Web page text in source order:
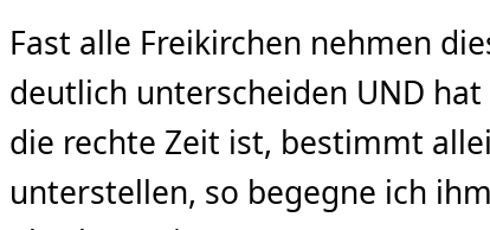
Fast alle Freikirchen nehmen
deutlich unterscheiden UND
die rechte Zeit ist, bestimmt
unterstellen, so begegne ich